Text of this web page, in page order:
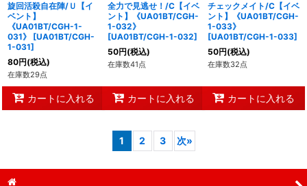
旋回活殺自在陣/Ｕ【イ
ベント】
《UA01BT/CGH-1-
031》
[UA01BT/CGH-
1-031]
80円(税込)
在庫数29点
カートに入れる
全力で見逃せ！/C【イベ
ント】《UA01BT/CGH-
1-032》
[UA01BT/CGH-1-032]
50円(税込)
在庫数41点
カートに入れる
チェックメイト/C【イベ
ント】《UA01BT/CGH-
1-033》
[UA01BT/CGH-1-033]
50円(税込)
在庫数32点
カートに入れる
1 2 3 次»